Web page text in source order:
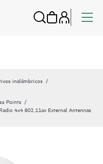
inalámbricos
Points
4x4 802.11ax External Antennas